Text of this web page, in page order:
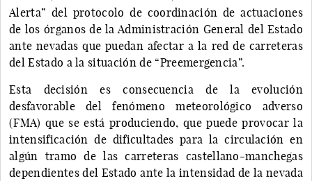
Alerta” del protocolo de coordinación de actuaciones
de los órganos de la Administración General del Estado
ante nevadas que puedan afectar a la red de carreteras
del Estado a la situación de “Preemergencia”.
Esta decisión es consecuencia de la evolución
desfavorable del fenómeno meteorológico adverso
(FMA) que se está produciendo, que puede provocar la
intensificación de dificultades para la circulación en
algún tramo de las carreteras castellano-manchegas
dependientes del Estado ante la intensidad de la nevada